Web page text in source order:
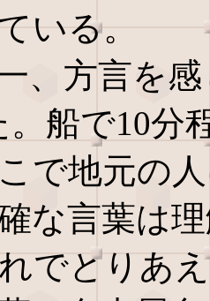
いる。
、方言を
。船で10分
で地元の
な言葉は
でとりあ